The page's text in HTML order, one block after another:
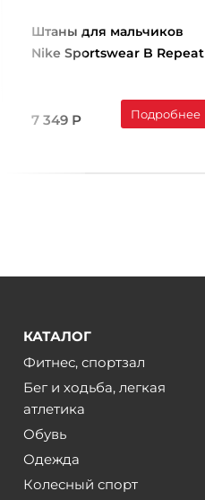
Штаны для мальчиков
Nike Sportswear B Repeat
7 349 Р Подробнее
КАТАЛОГ
Фитнес, спортзал
Бег и ходьба, легкая
атлетика
Обувь
Одежда
Колесный спорт